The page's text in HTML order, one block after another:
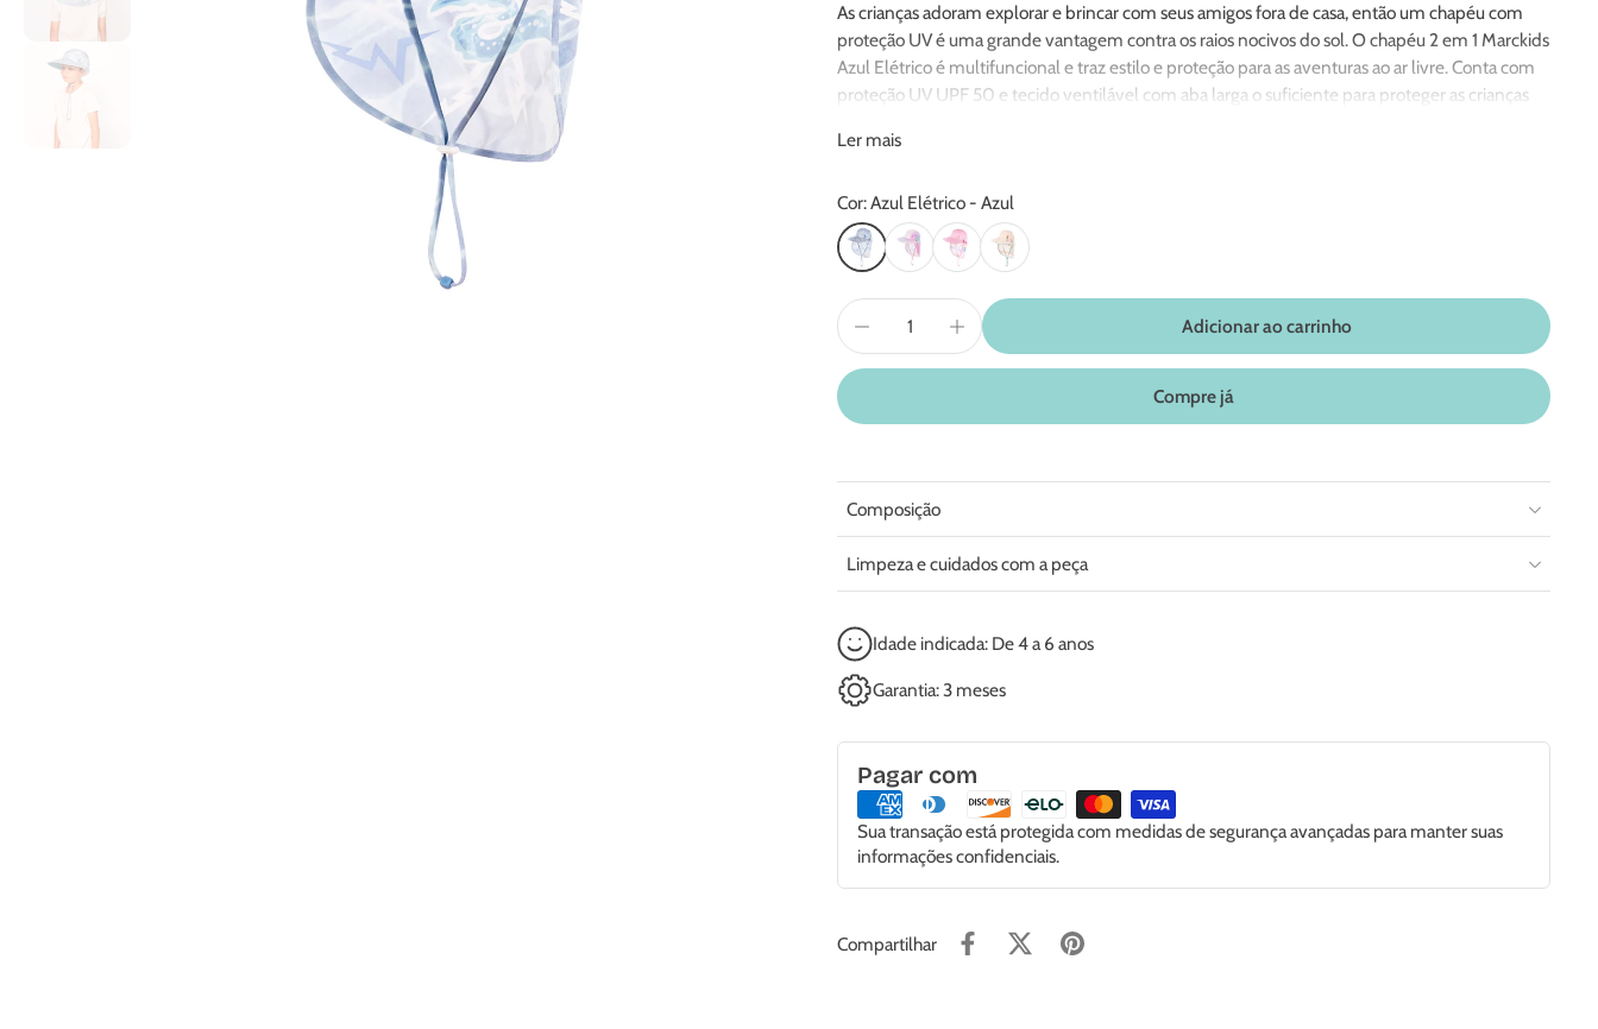
As crianças adoram explorar e brincar com seus amigos fora de casa, então um chapéu com
proteção UV é uma grande vantagem contra os raios nocivos do sol. O chapéu 2 em 1 Marckids
Azul Elétrico é multifuncional e traz estilo e proteção para as aventuras ao ar livre. Conta com
proteção UV UPF 50 e tecido ventilável com aba larga o suficiente para proteger as crianças
queixo também ajustável com dispositivo para remoção fácil em casos de emergência.
Circunferência: 52 - 56cm
Ler mais
Cor: Azul Elétrico - Azul
Adicionar ao carrinho
Compre já
Composição
Limpeza e cuidados com a peça
Idade indicada: De 4 a 6 anos
Garantia: 3 meses
Pagar com
Sua transação está protegida com medidas de segurança avançadas para manter suas
informações confidenciais.
Compartilhar